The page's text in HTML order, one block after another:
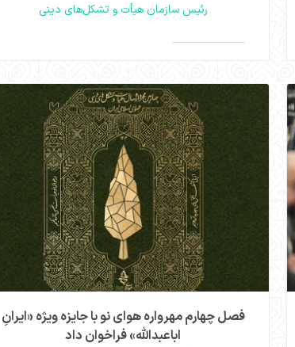
رئیس سازمان هیأت و تشکل‌های دینی
فرهیختگان مهرواره هوای نو با اشاره به گستره کم‌نظیر
هیأت‌ها در کشور، آن‌ها را بزرگ‌ترین و مردمی‌ترین شبکه
فرهنگی ایران دانست. وی مهرواره «هوای نو» را فرصتی
برای ارتقای جامعیت فرهنگی هیأت‌ها معرفی کرد.
مشاهده
>
فصل چهارم مهرواره هوای نو با جایزه ویژه «ایرانِ
اباعبدالله» فراخوان داد